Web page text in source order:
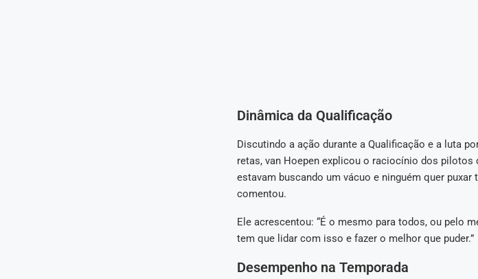
Dinâmica da Qualificação
Discutindo a ação durante a Qualificação e a luta
retas, van Hoepen explicou o raciocínio dos pilotos
estavam buscando um vácuo e ninguém quer puxar
comentou.
Ele acrescentou: “É o mesmo para todos, ou pelo
tem que lidar com isso e fazer o melhor que puder.”
Desempenho na Temporada